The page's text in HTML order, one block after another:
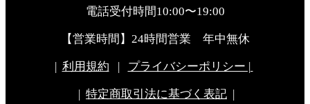
電話受付時間10:00〜19:00
【営業時間】24時間営業 年中無休
| 利用規約 | プライバシーポリシー |
| 特定商取引法に基づく表記 |